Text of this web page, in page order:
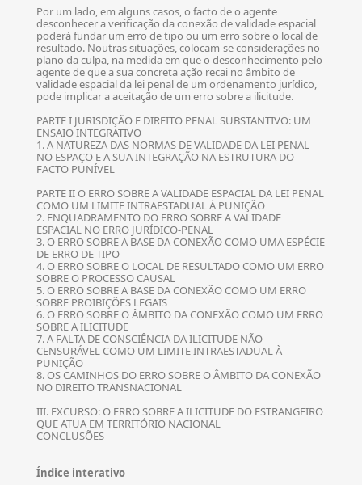
Por um lado, em alguns casos, o facto de o agente
desconhecer a verificação da conexão de validade espacial
poderá fundar um erro de tipo ou um erro sobre o local de
resultado. Noutras situações, colocam-se considerações no
plano da culpa, na medida em que o desconhecimento pelo
agente de que a sua concreta ação recai no âmbito de
validade espacial da lei penal de um ordenamento jurídico,
pode implicar a aceitação de um erro sobre a ilicitude.
PARTE I JURISDIÇÃO E DIREITO PENAL SUBSTANTIVO: UM
ENSAIO INTEGRATIVO
1. A NATUREZA DAS NORMAS DE VALIDADE DA LEI PENAL
NO ESPAÇO E A SUA INTEGRAÇÃO NA ESTRUTURA DO
FACTO PUNÍVEL
PARTE II O ERRO SOBRE A VALIDADE ESPACIAL DA LEI PENAL
COMO UM LIMITE INTRAESTADUAL À PUNIÇÃO
2. ENQUADRAMENTO DO ERRO SOBRE A VALIDADE
ESPACIAL NO ERRO JURÍDICO-PENAL
3. O ERRO SOBRE A BASE DA CONEXÃO COMO UMA ESPÉCIE
DE ERRO DE TIPO
4. O ERRO SOBRE O LOCAL DE RESULTADO COMO UM ERRO
SOBRE O PROCESSO CAUSAL
5. O ERRO SOBRE A BASE DA CONEXÃO COMO UM ERRO
SOBRE PROIBIÇÕES LEGAIS
6. O ERRO SOBRE O ÂMBITO DA CONEXÃO COMO UM ERRO
SOBRE A ILICITUDE
7. A FALTA DE CONSCIÊNCIA DA ILICITUDE NÃO
CENSURÁVEL COMO UM LIMITE INTRAESTADUAL À
PUNIÇÃO
8. OS CAMINHOS DO ERRO SOBRE O ÂMBITO DA CONEXÃO
NO DIREITO TRANSNACIONAL
III. EXCURSO: O ERRO SOBRE A ILICITUDE DO ESTRANGEIRO
QUE ATUA EM TERRITÓRIO NACIONAL
CONCLUSÕES
Índice interativo